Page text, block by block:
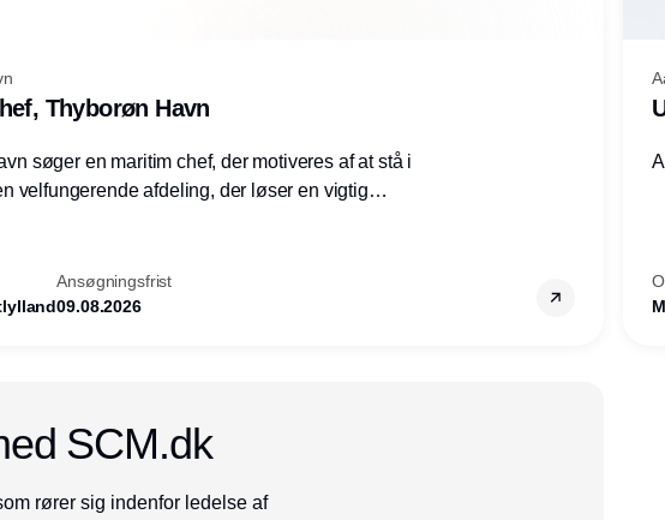
Thyborøn Havn
søger en maritim chef, der motiveres af at stå i
velfungerende afdeling, der løser en vigtig
Ansøgningsfrist
09.08.2026
SCM.dk
rører sig indenfor ledelse af